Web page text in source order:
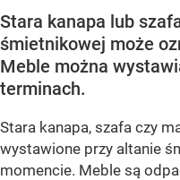
Stara kanapa lub
śmietnikowej może
Meble można
terminach.
Stara kanapa, szafa czy
wystawione przy altanie
momencie. Meble są